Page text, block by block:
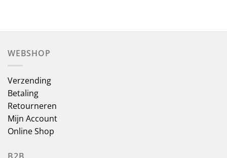
WEBSHOP
Verzending
Betaling
Retourneren
Mijn Account
Online Shop